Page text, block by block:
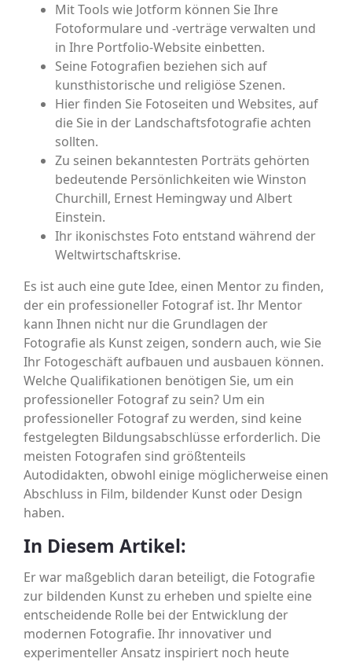
Mit Tools wie Jotform können Sie Ihre
Fotoformulare und -verträge verwalten und
in Ihre Portfolio-Website einbetten.
Seine Fotografien beziehen sich auf
kunsthistorische und religiöse Szenen.
Hier finden Sie Fotoseiten und Websites, auf
die Sie in der Landschaftsfotografie achten
sollten.
Zu seinen bekanntesten Porträts gehörten
bedeutende Persönlichkeiten wie Winston
Churchill, Ernest Hemingway und Albert
Einstein.
Ihr ikonischstes Foto entstand während der
Weltwirtschaftskrise.
Es ist auch eine gute Idee, einen Mentor zu finden,
der ein professioneller Fotograf ist. Ihr Mentor
kann Ihnen nicht nur die Grundlagen der
Fotografie als Kunst zeigen, sondern auch, wie Sie
Ihr Fotogeschäft aufbauen und ausbauen können.
Welche Qualifikationen benötigen Sie, um ein
professioneller Fotograf zu sein? Um ein
professioneller Fotograf zu werden, sind keine
festgelegten Bildungsabschlüsse erforderlich. Die
meisten Fotografen sind größtenteils
Autodidakten, obwohl einige möglicherweise einen
Abschluss in Film, bildender Kunst oder Design
haben.
In Diesem Artikel:
Er war maßgeblich daran beteiligt, die Fotografie
zur bildenden Kunst zu erheben und spielte eine
entscheidende Rolle bei der Entwicklung der
modernen Fotografie. Ihr innovativer und
experimenteller Ansatz inspiriert noch heute